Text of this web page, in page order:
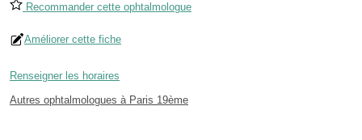
Recommander cette ophtalmologue
Améliorer cette fiche
Renseigner les horaires
Autres ophtalmologues à Paris 19ème